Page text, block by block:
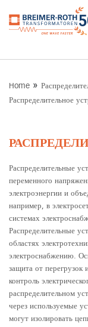
Home »
Распределительное
Распределительные
переменного
электроэнергии и
например, в
системах
Распределительные
областях
электроснабжению.
защита от перегрузок
контроль
распределительном
через используемые
могут изолировать